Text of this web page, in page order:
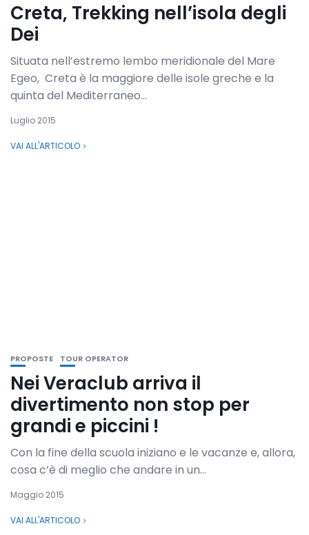
Creta, Trekking nell’isola degli
Dei
Situata nell’estremo lembo meridionale del Mare
Egeo, Creta è la maggiore delle isole greche e la
quinta del Mediterraneo...
Luglio 2015
VAI ALL'ARTICOLO
PROPOSTE TOUR OPERATOR
Nei Veraclub arriva il
divertimento non stop per
grandi e piccini !
Con la fine della scuola iniziano e le vacanze e, allora,
cosa c’è di meglio che andare in un...
Maggio 2015
VAI ALL'ARTICOLO